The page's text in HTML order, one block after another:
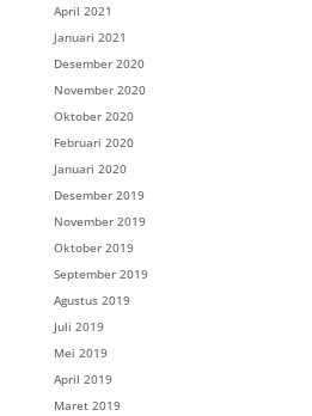
April 2021
Januari 2021
Desember 2020
November 2020
Oktober 2020
Februari 2020
Januari 2020
Desember 2019
November 2019
Oktober 2019
September 2019
Agustus 2019
Juli 2019
Mei 2019
April 2019
Maret 2019